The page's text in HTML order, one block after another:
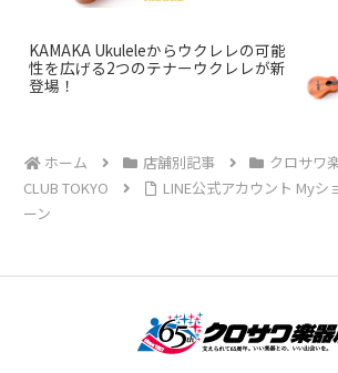
KAMAKA Ukuleleからウクレレの可能
性を広げる2つのテナーウクレレが新
登場！
ホーム 店舗別記事 クロサワ
CLUB TOKYO
LINE公式アカウント Myシ
ーン